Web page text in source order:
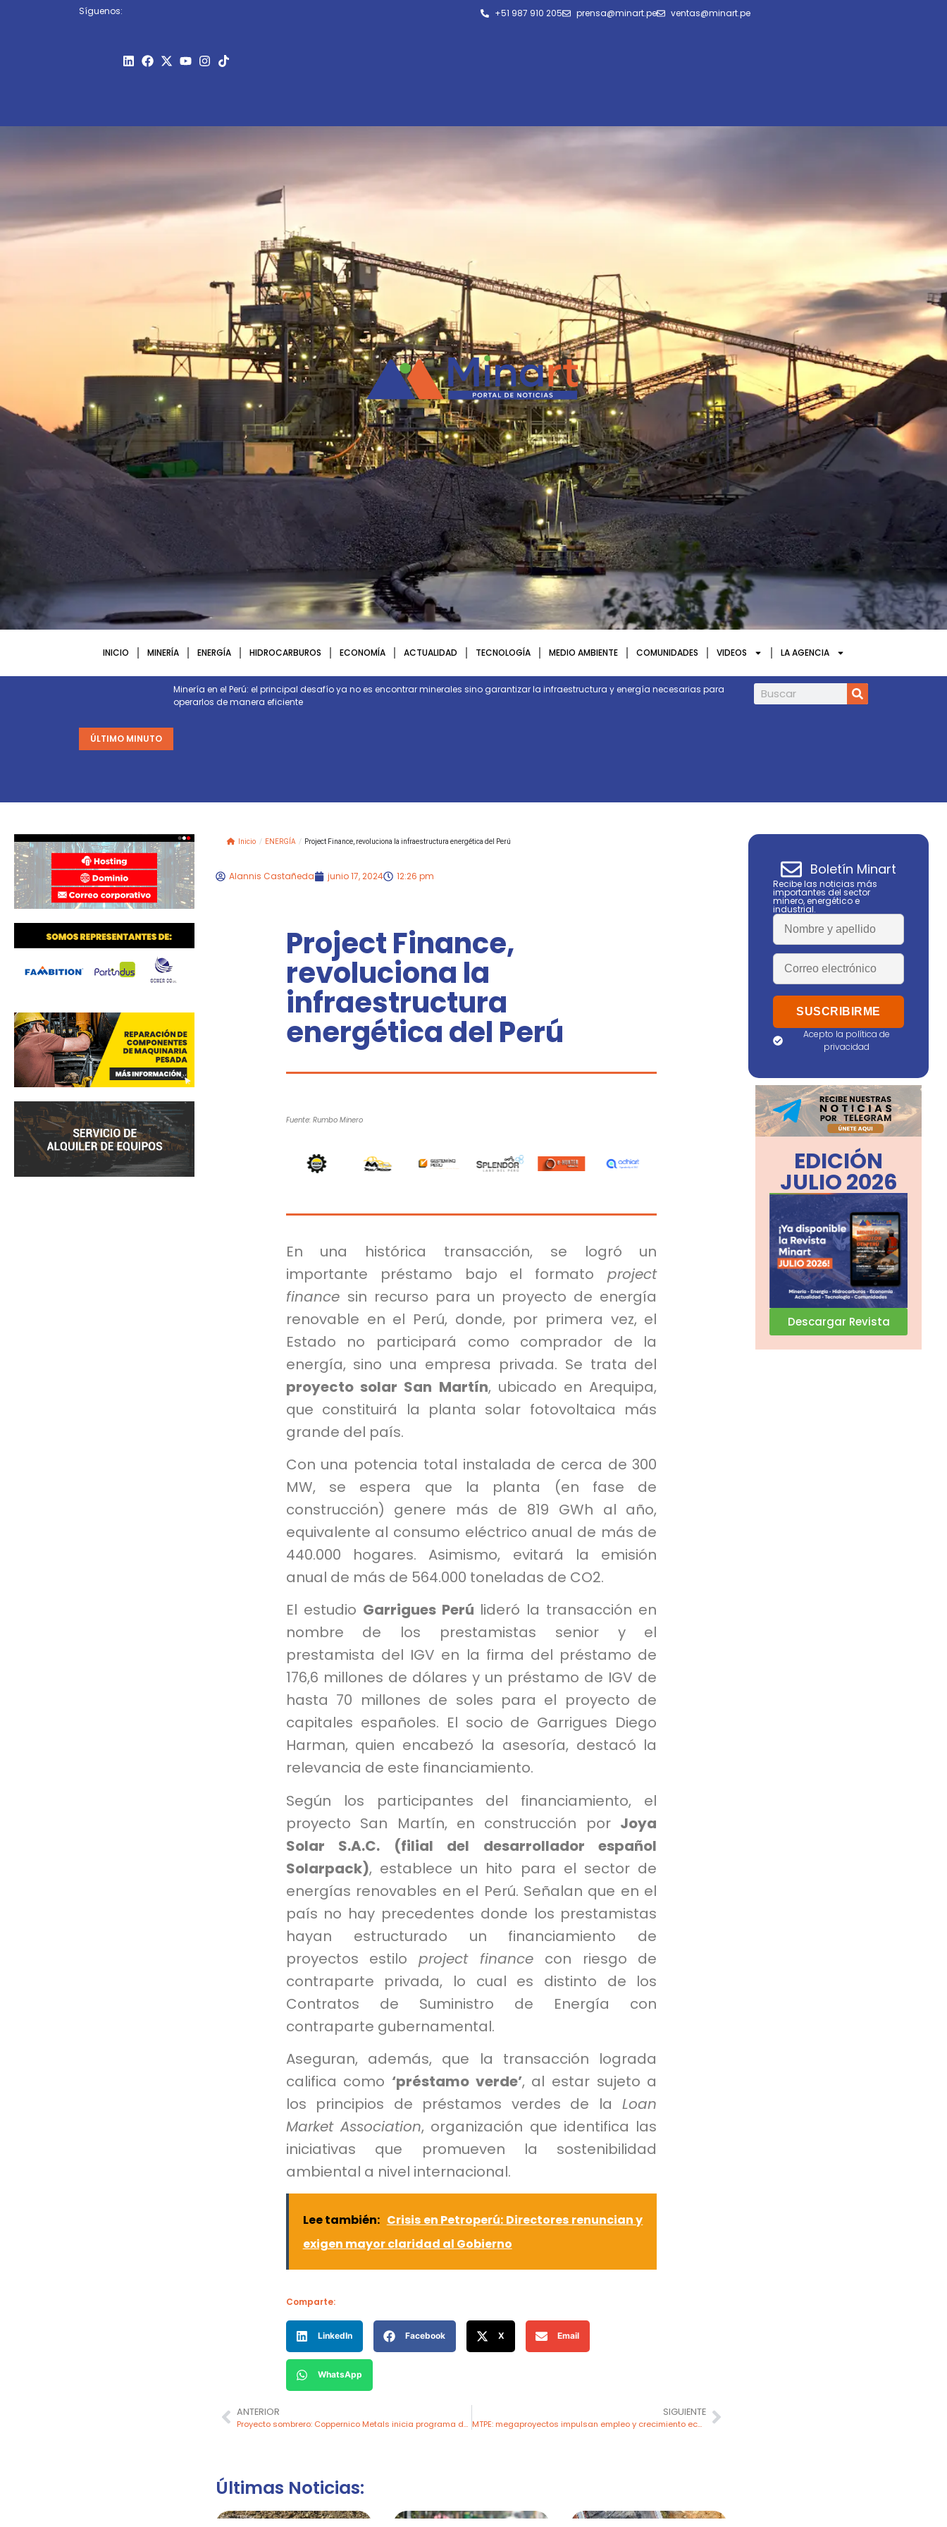
Síguenos: +51 987 910 205 prensa@minart.pe ventas@minart.pe
INICIO MINERÍA ENERGÍA HIDROCARBUROS ECONOMÍA ACTUALIDAD TECNOLOGÍA MEDIO AMBIENTE COMUNIDADES VIDEOS LA AGENCIA
ÚLTIMO MINUTO
Minería en el Perú: el principal desafío ya no es encontrar minerales sino garantizar la infraestructura y energía necesarias para
operarlos de manera eficiente
Las elecciones no deberían ser solo un
especialista
Inicio / ENERGÍA / Project Finance, revoluciona la infraestructura energética del Perú
Alannis Castañeda junio 17, 2024 12:26 pm
Project Finance,
revoluciona la
infraestructura
energética del Perú
Fuente: Rumbo Minero
En una histórica transacción, se logró un
importante préstamo bajo el formato project
finance sin recurso para un proyecto de energía
renovable en el Perú, donde, por primera vez, el
Estado no participará como comprador de la
energía, sino una empresa privada. Se trata del
proyecto solar San Martín, ubicado en Arequipa,
que constituirá la planta solar fotovoltaica más
grande del país.
Con una potencia total instalada de cerca de 300
MW, se espera que la planta (en fase de
construcción) genere más de 819 GWh al año,
equivalente al consumo eléctrico anual de más de
440.000 hogares. Asimismo, evitará la emisión
anual de más de 564.000 toneladas de CO2.
El estudio Garrigues Perú lideró la transacción en
nombre de los prestamistas senior y el
prestamista del IGV en la firma del préstamo de
176,6 millones de dólares y un préstamo de IGV de
hasta 70 millones de soles para el proyecto de
capitales españoles. El socio de Garrigues Diego
Harman, quien encabezó la asesoría, destacó la
relevancia de este financiamiento.
Según los participantes del financiamiento, el
proyecto San Martín, en construcción por Joya
Solar S.A.C. (filial del desarrollador español
Solarpack), establece un hito para el sector de
energías renovables en el Perú. Señalan que en el
país no hay precedentes donde los prestamistas
hayan estructurado un financiamiento de
proyectos estiloproject finance con riesgo de
contraparte privada, lo cual es distinto de los
Contratos de Suministro de Energía con
contraparte gubernamental.
Aseguran, además, que la transacción lograda
califica como ‘préstamo verde’, al estar sujeto a
los principios de préstamos verdes de la Loan
Market Association, organización que identifica las
iniciativas que promueven la sostenibilidad
ambiental a nivel internacional.
Lee también: Crisis en Petroperú: Directores renuncian y
exigen mayor claridad al Gobierno
Comparte:
LinkedIn Facebook X Email
WhatsApp
ANTERIOR
Proyecto sombrero: Coppernico Metals inicia programa de perforación de cobre y oro en Ayacucho
SIGUIENTE
MTPE: megaproyectos impulsan empleo y crecimiento económico en el Perú
Últimas Noticias:
Boletín Minart
Recibe las noticias más
importantes del sector
minero, energético e
industrial.
Acepto la política de
privacidad
EDICIÓN
JULIO 2026
Descargar Revista